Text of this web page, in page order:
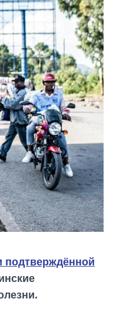
подтверждённой